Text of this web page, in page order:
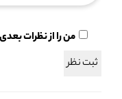
من را از نظرات